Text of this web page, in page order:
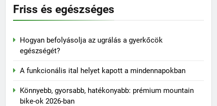
Friss és egészséges
Hogyan befolyásolja az ugrálás a gyerkőcök
egészségét?
A funkcionális ital helyet kapott a mindennapokban
Könnyebb, gyorsabb, hatékonyabb: prémium mountain
bike-ok 2026-ban